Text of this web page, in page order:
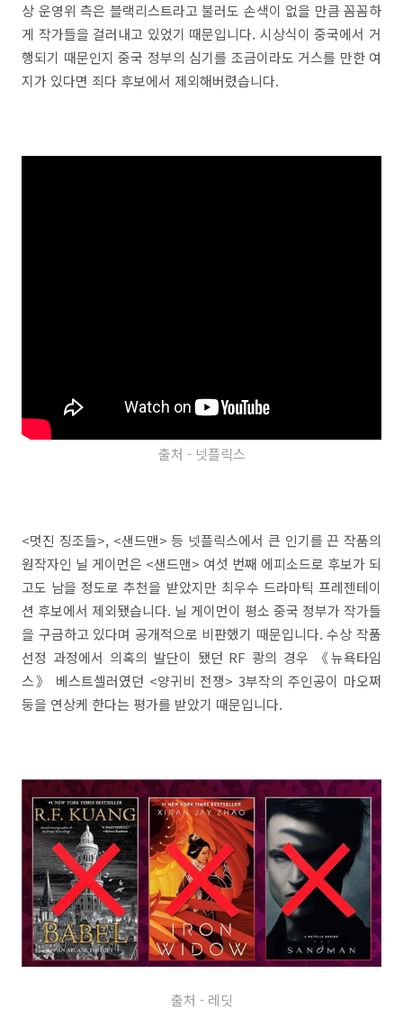
상 운영위 측은 블랙리스트라고 불러도 손색이 없을 만큼 꼼꼼하
게 작가들을 걸러내고 있었기 때문입니다. 시상식이 중국에서 거
행되기 때문인지 중국 정부의 심기를 조금이라도 거스를 만한 여
지가 있다면 죄다 후보에서 제외해버렸습니다.
출처 - 넷플릭스
<멋진 징조들>, <샌드맨> 등 넷플릭스에서 큰 인기를 끈 작품의
원작자인 닐 게이먼은 <샌드맨> 여섯 번째 에피소드로 후보가 되
고도 남을 정도로 추천을 받았지만 최우수 드라마틱 프레젠테이
션 후보에서 제외됐습니다. 닐 게이먼이 평소 중국 정부가 작가들
을 구금하고 있다며 공개적으로 비판했기 때문입니다. 수상 작품
선정 과정에서 의혹의 발단이 됐던 RF 쾅의 경우 《뉴욕타임
스》 베스트셀러였던 <양귀비 전쟁> 3부작의 주인공이 마오쩌
둥을 연상케 한다는 평가를 받았기 때문입니다.
출처 - 레딧